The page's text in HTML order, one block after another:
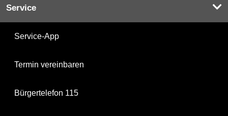
Service
Service-App
Termin vereinbaren
Bürgertelefon 115